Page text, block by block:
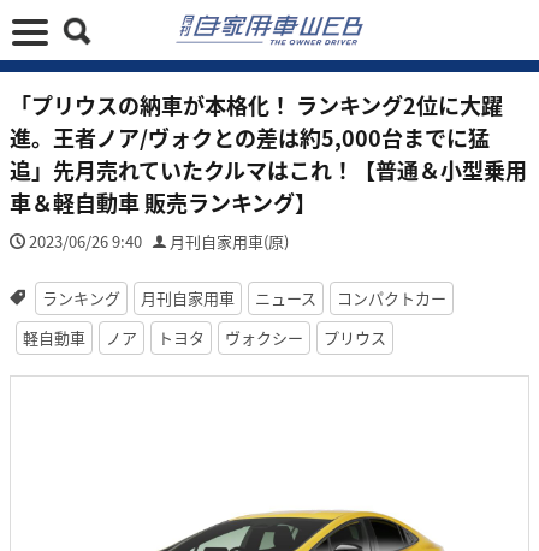
「プリウスの納車が本格化！ ランキング2位に大躍
進。王者ノア/ヴォクとの差は約5,000台までに猛
追」先月売れていたクルマはこれ！【普通＆小型乗用
車＆軽自動車 販売ランキング】
2023/06/26 9:40 月刊自家用車(原)
ランキング 月刊自家用車 ニュース
コンパクトカー
軽自動車
ノア トヨタ ヴォクシー プリウス